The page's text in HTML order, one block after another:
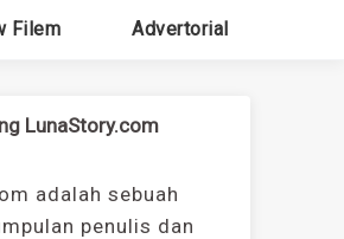
Filem Advertorial
LunaStory.com
adalah sebuah
penulis dan